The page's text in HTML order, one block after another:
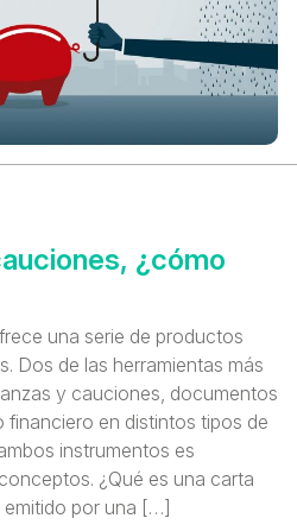
¿cómo
una serie de productos
Dos de las herramientas más
y cauciones, documentos
financiero en distintos tipos de
instrumentos es
¿Qué es una carta
emitido por una […]